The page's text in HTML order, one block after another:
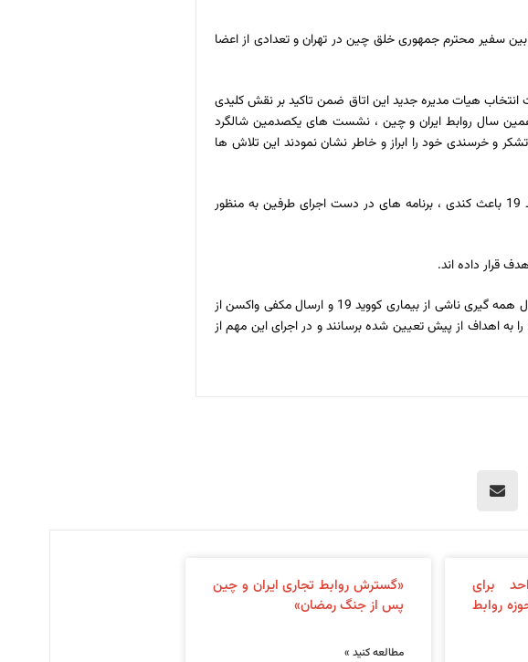
اتاق ایران و چین و آغاز دوره جدید ماموریت های اتاق صبح روز چهارشنبه 1400/10/1ملاقاتی فیمابین سفیر محترم جمهوری خلق چین در تهران و تعدادی از اعضا
هیات مدیره جدید این اتاق ضمن تاکید بر نقش کلیدی
سال روابط ایران و چین ، نشست های یکصدمین شالگرد
خرسندی خود را ابراز و خاطر نشان نمودند این تلاش ها
آقای مجیدرضا حریری ریاست اتاق ایران و چین ضمن خوشامدگویی توضیح دادند متاسفانه در سالی که پشت سرگذاشتیم بیماری کووید 19 باعث کندی ، برنامه های در دست اجرای طرفین به منظور
ایشان ضمن تشکر از همکاری های دولت و مردم چین و تلاشهای شخص سفیر و همکاران ایشان در سفارت چین در جهت کمک به کنترل همه گیری ناشی از بیماری کووید 19 و ارسال مکفی واکسن از
اهداف از پیش تعیین شده برسانند و در اجرای این مهم از
برای
روابط
«گسترش روابط تجاری ایران و چین
پس از جنگ رمضان»
مطالعه کنید »